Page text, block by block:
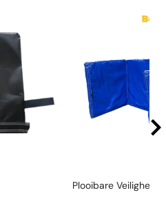
Plooibare